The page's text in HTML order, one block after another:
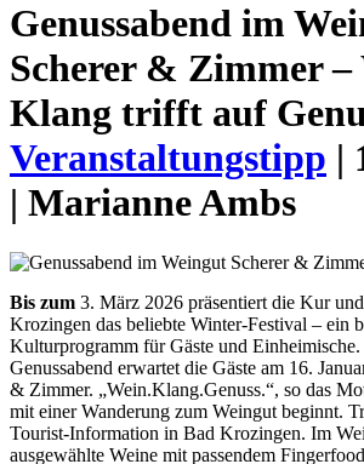
Genussabend im
Scherer & Zimmer –
Klang trifft auf
Veranstaltungstipp |
| Marianne Ambs
Bis zum 3. März 2026 präsentiert die Kur
Krozingen das beliebte Winter-Festival – ein
Kulturprogramm für Gäste und Einheimische.
Genussabend erwartet die Gäste am 16.
& Zimmer. „Wein.Klang.Genuss.“, so das
mit einer Wanderung zum Weingut beginnt.
Tourist-Information in Bad Krozingen. Im
ausgewählte Weine mit passendem